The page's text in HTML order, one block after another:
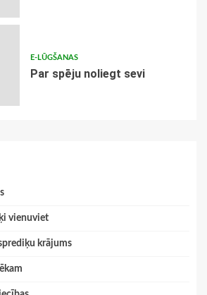
E-LŪGŠANAS
Par spēju noliegt sevi
vienuviet
krājums